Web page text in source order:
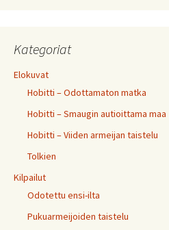
Kategoriat
Elokuvat
Hobitti – Odottamaton matka
Hobitti – Smaugin autioittama maa
Hobitti – Viiden armeijan taistelu
Tolkien
Kilpailut
Odotettu ensi-ilta
Pukuarmeijoiden taistelu